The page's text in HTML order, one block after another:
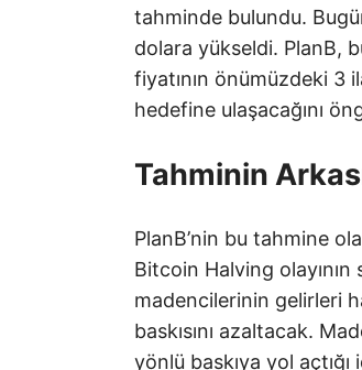
tahminde bulundu.
dolara yükseldi. PlanB,
fiyatının önümüzdeki 3
hedefine ulaşacağını
Tahminin
PlanB’nin bu tahmine
Bitcoin Halving olayının
madencilerinin gelirleri
baskısını azaltacak.
yönlü baskıya yol